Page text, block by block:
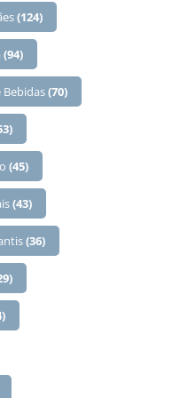
(124)
(94)
Bebidas(70)
(45)
(43)
(36)